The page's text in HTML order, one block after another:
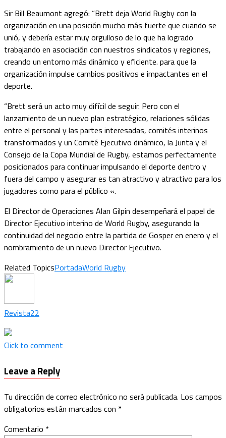
Sir Bill Beaumont agregó: “Brett deja World Rugby con la
organización en una posición mucho más fuerte que cuando se
unió, y debería estar muy orgulloso de lo que ha logrado
trabajando en asociación con nuestros sindicatos y regiones,
creando un entorno más dinámico y eficiente. para que la
organización impulse cambios positivos e impactantes en el
deporte.
“Brett será un acto muy difícil de seguir. Pero con el
lanzamiento de un nuevo plan estratégico, relaciones sólidas
entre el personal y las partes interesadas, comités interinos
transformados y un Comité Ejecutivo dinámico, la Junta y el
Consejo de la Copa Mundial de Rugby, estamos perfectamente
posicionados para continuar impulsando el deporte dentro y
fuera del campo y asegurar es tan atractivo y atractivo para los
jugadores como para el público «.
El Director de Operaciones Alan Gilpin desempeñará el papel de
Director Ejecutivo interino de World Rugby, asegurando la
continuidad del negocio entre la partida de Gosper en enero y el
nombramiento de un nuevo Director Ejecutivo.
Related TopicsPortadaWorld Rugby
Revista22
Click to comment
Leave a Reply
Tu dirección de correo electrónico no será publicada. Los campos
obligatorios están marcados con *
Comentario *